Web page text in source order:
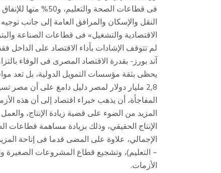
فى قطاعات الصحة
الاقتصادية والتشغيل» فى قطاعات الصناعة
لم تتوقف الإشادات بأداء الاقتصاد على
آند بورز- بقدرة الاقتصاد المصرى فى الوفاء
يحظى بثقة مؤسسات التمويل الدولية، بل تعد
2,8 مليار دولار لمصر دليل دامغ على أن مصر تسير فى الاتجاه الصحيح.
المفاجأة، أن يذهب خبراء اقتصاد إلى أن هذه
المزيد من الضوء على قضية زيادة الإنتاج،
الإنتاج الحقيقي، وذلك بزيادة مساهمة قطاعات
الإجمالي، علاوة على المضى قدما فى إتاحة
– التعليم)، وتشجيع قطاع المشروعات الصغيرة
الأزمات.